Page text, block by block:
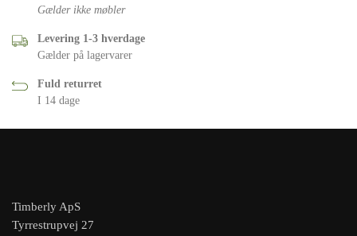
Gælder ikke møbler
Levering 1-3 hverdage
Gælder på lagervarer
Fuld returret
I 14 dage
Timberly ApS
Tyrrestrupvej 27